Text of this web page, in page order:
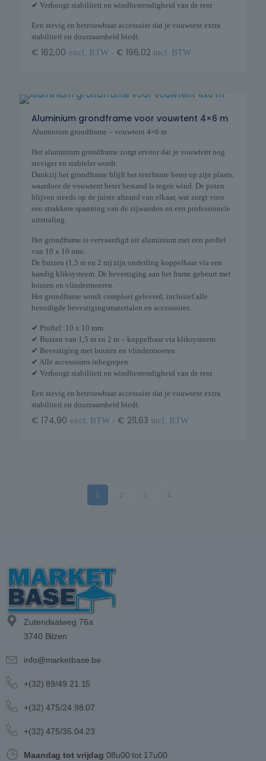
✔ Verhoogt stabiliteit en windbestendigheid van de tent
Een stevig en betrouwbaar accessoire dat je vouwtent extra
stabiliteit en duurzaamheid biedt.
€ 162,00 excl. BTW - € 196,02 incl. BTW
Aluminium grondframe voor vouwtent 4×6 m
Aluminium grondframe – vouwtent 4×6 m
Het aluminium grondframe zorgt ervoor dat je vouwtent nog
steviger en stabieler wordt.
Dankzij het grondframe blijft het tentframe beter op zijn plaats,
waardoor de vouwtent beter bestand is tegen wind. De poten
blijven steeds op de juiste afstand van elkaar, wat zorgt voor
een strakkere spanning van de zijwanden en een professionele
uitstraling.
Het grondframe is vervaardigd uit aluminium met een profiel
van 10 x 10 mm.
De buizen (1,5 m en 2 m) zijn onderling koppelbaar via een
handig kliksysteem. De bevestiging aan het frame gebeurt met
bouten en vlindermoeren.
Het grondframe wordt compleet geleverd, inclusief alle
benodigde bevestigingsmaterialen en accessoires.
✔ Profiel: 10 x 10 mm
✔ Buizen van 1,5 m en 2 m – koppelbaar via kliksysteem
✔ Bevestiging met bouten en vlindermoeren
✔ Alle accessoires inbegrepen
✔ Verhoogt stabiliteit en windbestendigheid van de tent
Een stevig en betrouwbaar accessoire dat je vouwtent extra
stabiliteit en duurzaamheid biedt.
€ 174,90 excl. BTW - € 211,63 incl. BTW
1 2 3 4
Zutendaalweg 76a
3740 Bilzen
info@marketbase.be
+(32) 89/49.21.15
+(32) 475/24.98.07
+(32) 475/35.04.23
Maandag tot vrijdag 08u00 tot 17u00